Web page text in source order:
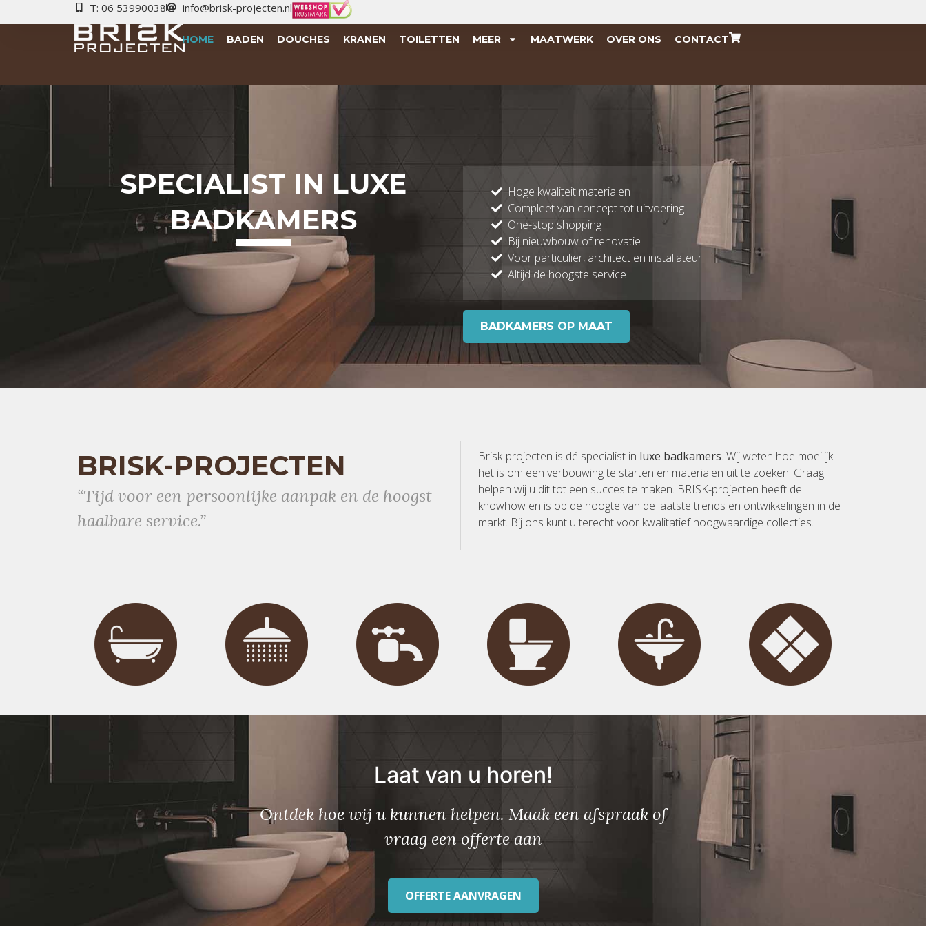
T: 06 53990038 info@brisk-projecten.nl
HOME BADEN DOUCHES KRANEN TOILETTEN MEER MAATWERK OVER ONS CONTACT
SPECIALIST IN LUXE
BADKAMERS
Hoge kwaliteit materialen
Compleet van concept tot uitvoering
One-stop shopping
Bij nieuwbouw of renovatie
Voor particulier, architect en installateur
Altijd de hoogste service
BADKAMERS OP MAAT
BRISK-PROJECTEN
“Tijd voor een persoonlijke aanpak en de hoogst
haalbare service.”
Brisk-projecten is dé specialist in luxe badkamers. Wij weten hoe moeilijk
het is om een verbouwing te starten en materialen uit te zoeken. Graag
helpen wij u dit tot een succes te maken. BRISK-projecten heeft de
knowhow en is op de hoogte van de laatste trends en ontwikkelingen in de
markt. Bij ons kunt u terecht voor kwalitatief hoogwaardige collecties.
Laat van u horen!
Ontdek hoe wij u kunnen helpen. Maak een afspraak of
vraag een offerte aan
OFFERTE AANVRAGEN